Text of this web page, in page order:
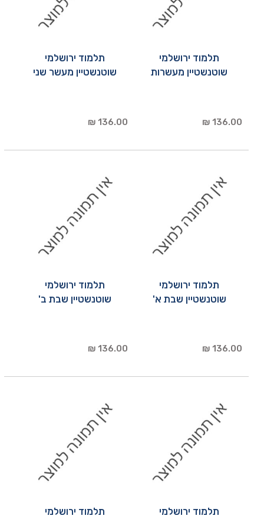
תלמוד ירושלמי
שוטנשטיין מעשרות
136.00 ₪
תלמוד ירושלמי
שוטנשטיין מעשר שני
136.00 ₪
תלמוד ירושלמי
שוטנשטיין שבת א'
136.00 ₪
תלמוד ירושלמי
שוטנשטיין שבת ב'
136.00 ₪
תלמוד ירושלמי
תלמוד ירושלמי